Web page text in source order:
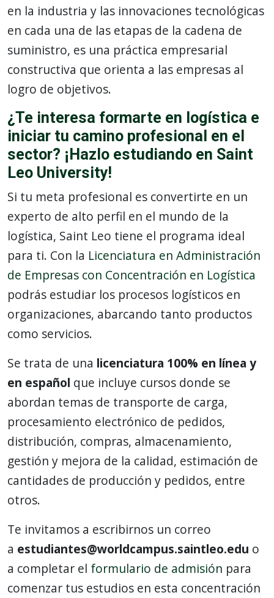
en la industria y las innovaciones tecnológicas
en cada una de las etapas de la cadena de
suministro, es una práctica empresarial
constructiva que orienta a las empresas al
logro de objetivos.
¿Te interesa formarte en logística e
iniciar tu camino profesional en el
sector? ¡Hazlo estudiando en Saint
Leo University!
Si tu meta profesional es convertirte en un
experto de alto perfil en el mundo de la
logística, Saint Leo tiene el programa ideal
para ti. Con la Licenciatura en Administración
de Empresas con Concentración en Logística
podrás estudiar los procesos logísticos en
organizaciones, abarcando tanto productos
como servicios.
Se trata de una licenciatura 100% en línea y
en español que incluye cursos donde se
abordan temas de transporte de carga,
procesamiento electrónico de pedidos,
distribución, compras, almacenamiento,
gestión y mejora de la calidad, estimación de
cantidades de producción y pedidos, entre
otros.
Te invitamos a escribirnos un correo
a estudiantes@worldcampus.saintleo.edu o
a completar el formulario de admisión para
comenzar tus estudios en esta concentración